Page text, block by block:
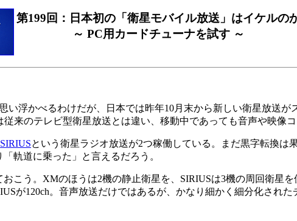
第199回：日本初の「衛星モバイル放送」はイケルの
～ PC用カードチューナを試す ～
浮かべるわけだが、日本では昨年10月末から新しい衛星放送が
来のテレビ型衛星放送とは違い、移動中であっても音声や映像
SIRIUSという衛星ラジオ放送が2つ稼働している。まだ黒字転換は
軌道に乗った」と言えるだろう。
こう。XMのほうは2機の静止衛星を、SIRIUSは3機の周回衛星を
が120ch。音声放送だけではあるが、かなり細かく細分化された